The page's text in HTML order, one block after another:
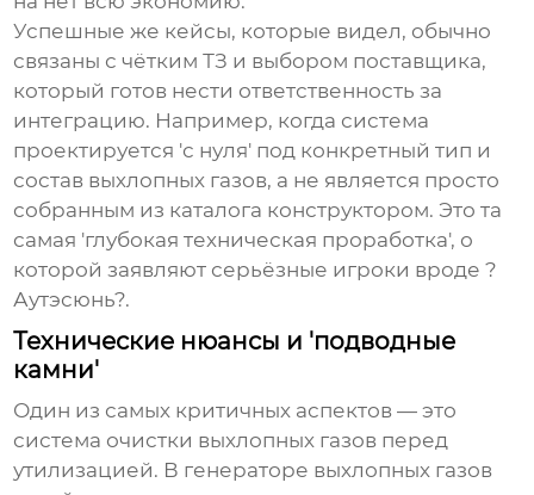
Успешные же кейсы, которые видел, обычно
связаны с чётким ТЗ и выбором поставщика,
который готов нести ответственность за
интеграцию. Например, когда система
проектируется 'с нуля' под конкретный тип и
состав выхлопных газов, а не является просто
собранным из каталога конструктором. Это та
самая 'глубокая техническая проработка', о
которой заявляют серьёзные игроки вроде?
Аутэсюнь?.
Технические нюансы и 'подводные
камни'
Один из самых критичных аспектов — это
система очистки выхлопных газов перед
утилизацией. В генераторе выхлопных газов